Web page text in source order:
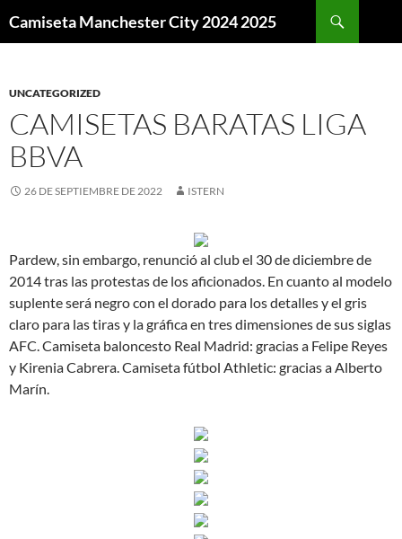
Camiseta Manchester City 2024 2025
UNCATEGORIZED
CAMISETAS BARATAS LIGA
BBVA
26 DE SEPTIEMBRE DE 2022 ISTERN
Pardew, sin embargo, renunció al club el 30 de diciembre de
2014 tras las protestas de los aficionados. En cuanto al modelo
suplente será negro con el dorado para los detalles y el gris
claro para las tiras y la gráfica en tres dimensiones de sus siglas
AFC. Camiseta baloncesto Real Madrid: gracias a Felipe Reyes
y Kirenia Cabrera. Camiseta fútbol Athletic: gracias a Alberto
Marín.